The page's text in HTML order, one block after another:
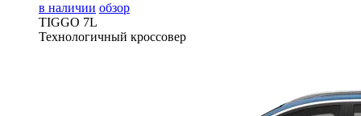
в наличии обзор
TIGGO 7L
Технологичный кроссовер